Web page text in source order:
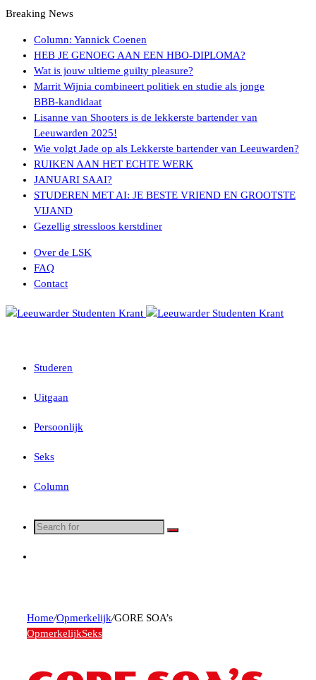
Breaking News
Column: Yannick Coenen
HEB JE GENOEG AAN EEN HBO-DIPLOMA?
Wat is jouw ultieme guilty pleasure?
Marrit Wijnia combineert politiek en studie als jonge
BBB‑kandidaat
Lisanne van Shooters is de lekkerste bartender van
Leeuwarden 2025!
Wie volgt Jade op als Lekkerste bartender van Leeuwarden?
RUIKEN AAN HET ECHTE WERK
JANUARI SAAI?
STUDEREN MET AI: JE BESTE VRIEND EN GROOTSTE
VIJAND
Gezellig stressloos kerstdiner
Over de LSK
FAQ
Contact
Menu
Studeren
Uitgaan
Persoonlijk
Seks
Column
Search
Home/Opmerkelijk/GORE SOA’s
OpmerkelijkSeks